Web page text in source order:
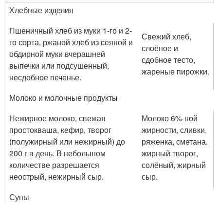
Хлебные изделия
Пшеничный хлеб из муки 1-го и 2-
го сорта, ржаной хлеб из сеяной и
обдирной муки вчерашней
выпечки или подсушенный,
несдобное печенье.
Свежий хлеб,
слоёное и
сдобное тесто,
жареные пирожки.
Молоко и молочные продукты
Нежирное молоко, свежая
простокваша, кефир, творог
(полужирный или нежирный) до
200 г в день. В небольшом
количестве разрешается
неострый, нежирный сыр.
Молоко 6%-ной
жирности, сливки,
ряженка, сметана,
жирный творог,
солёный, жирный
сыр.
Супы